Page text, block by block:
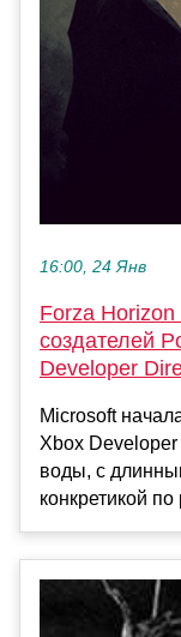
16:00, 24 Янв
Forza
создателей
Developer
Microsoft
Xbox
воды, с
конкретикой по